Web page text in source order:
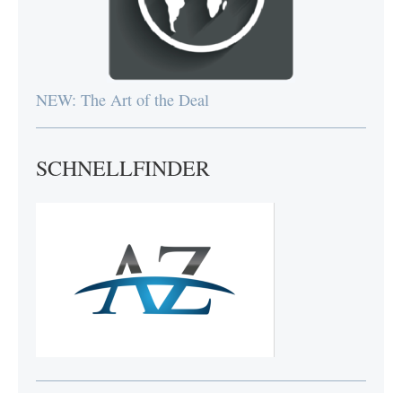
NEW: The Art of the Deal
SCHNELLFINDER